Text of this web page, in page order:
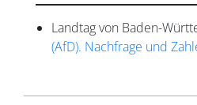
Landtag von Baden-
(AfD). Nachfrage und